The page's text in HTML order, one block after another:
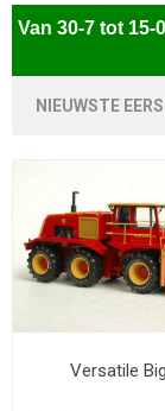
Van 30-7 tot 15-
Versatile